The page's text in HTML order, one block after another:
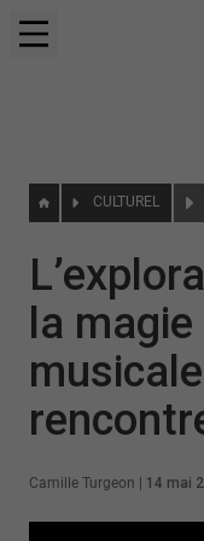
CULTUREL
la
Camille Turgeon 14 mai